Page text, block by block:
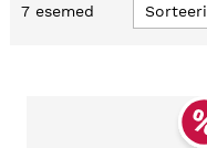
7 esemed Sorteeri